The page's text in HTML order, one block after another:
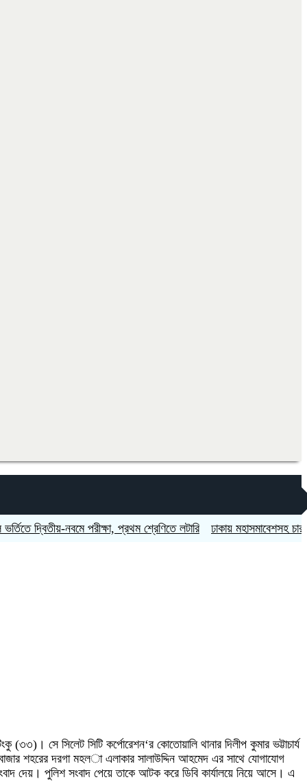
দ্বিতীয়-নবমে পরীক্ষা, প্রথম শ্রেণিতে লটারি ঢাকায় মহাসমাবেশসহ চার
সে সিলেট সিটি কর্পোরেশন‘র কোতোয়ালি থানার দিলীপ কুমার ভট্টাচার্য
শহরের দরগা মহল­া এলাকার সালাউদ্দিন আহমেদ এর সাথে যোগাযোগ
দেয়। পুলিশ সংবাদ পেয়ে তাকে আটক করে ডিবি কার্যালয়ে নিয়ে আসে। এ